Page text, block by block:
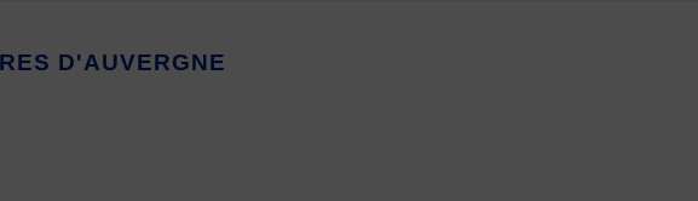
ES D'AUVERGNE